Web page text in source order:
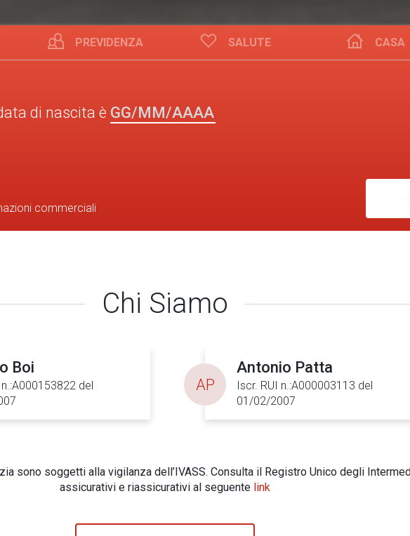
PREVIDENZA SALUTE CASA
di nascita è
commerciali
Chi Siamo
Boi
del
Antonio Patta
Iscr. RUI n.:A000003113 del
01/02/2007
AP
sono soggetti alla vigilanza dell’IVASS. Consulta il Registro Unico degli
assicurativi e riassicurativi al seguente link